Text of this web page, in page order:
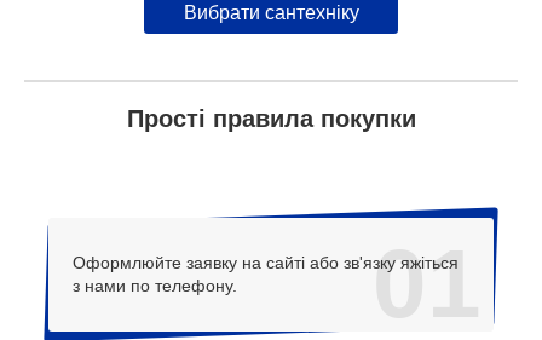
Вибрати сантехніку
Прості правила покупки
01
Оформлюйте заявку на сайті або зв'язку яжіться
з нами по телефону.